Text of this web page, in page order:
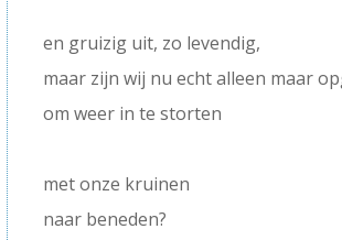
en gruizig uit, zo levendig,
maar zijn wij nu echt alleen maar
om weer in te storten
met onze kruinen
naar beneden?